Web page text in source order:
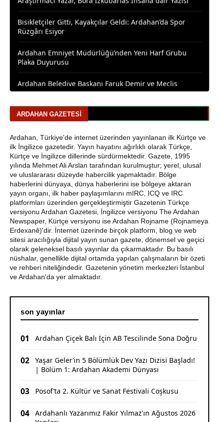
Bisikletçiler Gitti, Kayakçılar Geldi: Ardahan’da Spor
Ardahan Emniyet Müdürlüğü’nden Yeni Harf Grubu
Ardahan Belediye Başkanı Faruk Demir ve Meclis
Durum
CHP Çıldır İl Genel Meclis Üyesi Gökhan Sözbir
Tutuklandı
Ardahan'da Traktör Devrildi: Sürücü Yaralandı
Uluslararası Badminton Turnuvasında Erzincanlı
Sporculardan Büyük Başarı: 3 Altın, 1 Gümüş Madalya
Çıldır Gölü Yelken Yarışlarına Ev Sahipliği Yaptı
CHP Ardahan'da Sürpriz Karar: İl Başkanı Yunus Dündar
ve Yönetimi Görevden Alındı
ARDAHAN GAZETESI
Ardahan, Türkiye'de internet üzerinden yayınlanan ilk Kürtçe ve
ilk İngilizce gazetedir. Yayın hayatını ağırlıklı olarak Türkçe,
Kürtçe ve İngilizce dillerinde sürdürmektedir. Gazete, 1995
yılında Mehmet Ali Arslan tarafından kurulmuştur; yerel, ulusal
ve uluslararası düzeyde habercilik yapmaktadır. Bölge
haberlerini dünyaya, dünya haberlerini ise bölgeye aktaran
yayın organı, ilk haber paylaşımlarını mIRC, ICQ ve IRC
platformları üzerinden gerçekleştirmiştir Gazetenin Türkçe
versiyonu Ardahan Gazetesi, İngilizce versiyonu The Ardahan
Newspaper, Kürtçe versiyonu ise Ardahan Rojname (Rojnameya
Erdexanê)'dir. İnternet üzerinde birçok platform, blog ve web
sitesi aracılığıyla dijital yayın sunan gazete, dönemsel ve geçici
olarak geleneksel basılı yayınlar da çıkarmaktadır. Bu basılı
nüshalar, genellikle dijital ortamda yapılan çalışmaların bir özeti
ve rehberi niteliğindedir. Gazetenin yönetim merkezleri İstanbul
ve Ardahan'da yer almaktadır.
son yayınlar
01 Ardahan Çiçek Balı İçin AB Tescilinde Sona Doğru
02
Yaşar Geler’in 5 Bölümlük Dev Yazı Dizisi Başladı!
| Bölüm 1: Ardahan Akademi Dünyası
03 Posof’ta 2. Kültür ve Sanat Festivali Coşkusu
04
Ardahanlı Yazarımız Fakir Yılmaz'ın Ağustos 2026